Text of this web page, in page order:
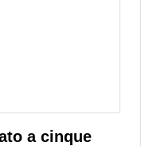
a cinque